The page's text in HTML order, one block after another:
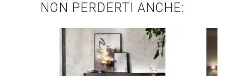
NON PERDERTI ANCHE: